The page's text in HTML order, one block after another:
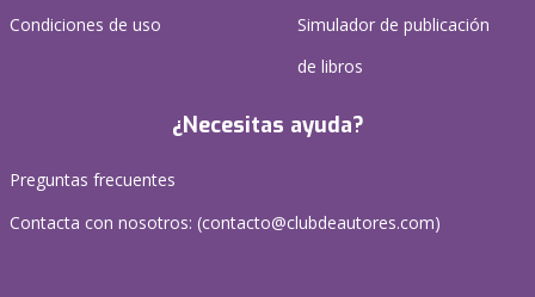
Condiciones de uso
Simulador de publicación
de libros
¿Necesitas ayuda?
Preguntas frecuentes
Contacta con nosotros: (contacto@clubdeautores.com)